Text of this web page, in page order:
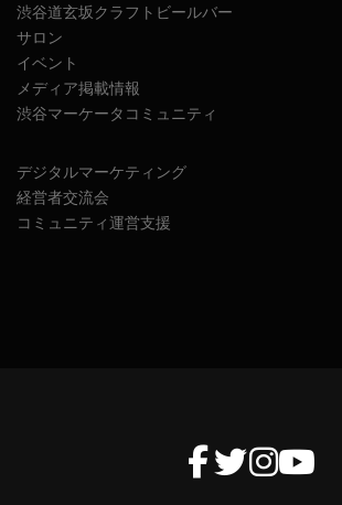
渋谷道玄坂クラフトビールバー
サロン
イベント
メディア掲載情報
渋谷マーケータコミュニティ
デジタルマーケティング
経営者交流会
コミュニティ運営支援